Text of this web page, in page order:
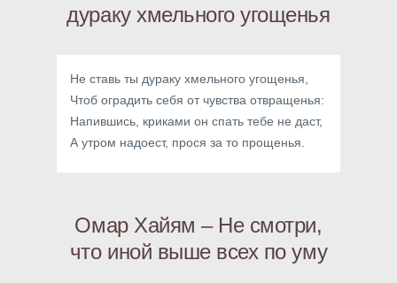
дураку хмельного угощенья
Не ставь ты дураку хмельного угощенья,
Чтоб оградить себя от чувства отвращенья:
Напившись, криками он спать тебе не даст,
А утром надоест, прося за то прощенья.
Омар Хайям – Не смотри,
что иной выше всех по уму